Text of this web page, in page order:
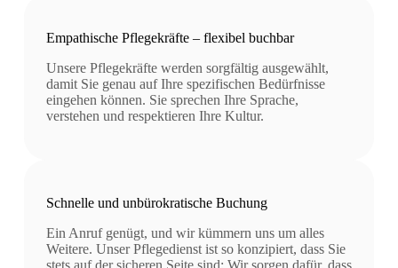
Empathische Pflegekräfte – flexibel buchbar
Unsere Pflegekräfte werden sorgfältig ausgewählt,
damit Sie genau auf Ihre spezifischen Bedürfnisse
eingehen können. Sie sprechen Ihre Sprache,
verstehen und respektieren Ihre Kultur.
Schnelle und unbürokratische Buchung
Ein Anruf genügt, und wir kümmern uns um alles
Weitere. Unser Pflegedienst ist so konzipiert, dass Sie